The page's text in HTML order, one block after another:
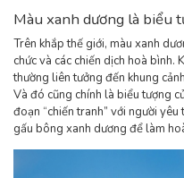
Màu xanh dương là biểu
Trên khắp thế giới, màu xanh
chức và các chiến dịch hoà bình.
thường liên tưởng đến khung
Và đó cũng chính là biểu tượng
đoạn “chiến tranh” với người
gấu bông xanh dương để làm